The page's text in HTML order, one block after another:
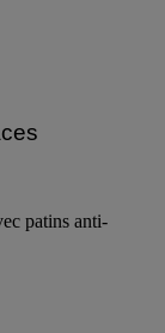
patins anti-